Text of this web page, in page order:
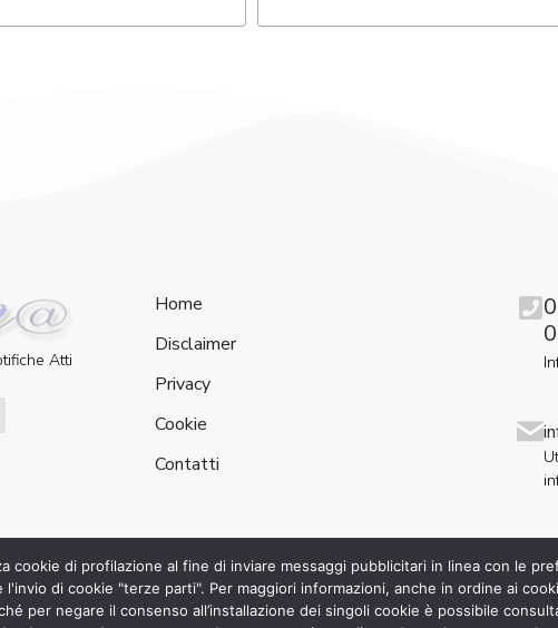
Atti
Home
Disclaimer
Privacy
Cookie
Contatti
cookie di profilazione al fine di inviare messaggi pubblicitari in linea con le
di cookie "terze parti". Per maggiori informazioni, anche in ordine ai
per negare il consenso all’installazione dei singoli cookie è possibile